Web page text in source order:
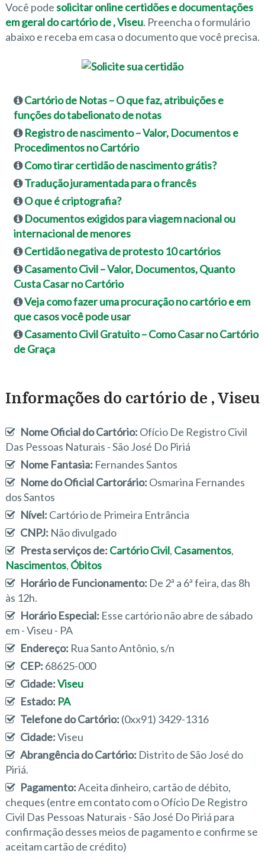
Você podesolicitar online certidões e documentações
em geral do cartório de , Viseu. Preencha o formulário
abaixo e receba em casa o documento que você precisa.
Cartório de Notas – O que faz, atribuições e
funções do tabelionato de notas
Registro de nascimento – Valor, Documentos e
Procedimentos no Cartório
Como tirar certidão de nascimento grátis?
Tradução juramentada para o francês
O que é criptografia?
Documentos exigidos para viagem nacional ou
internacional de menores
Certidão negativa de protesto 10 cartórios
Casamento Civil – Valor, Documentos, Quanto
Custa Casar no Cartório
Veja como fazer uma procuração no cartório e em
que casos você pode usar
Casamento Civil Gratuito – Como Casar no Cartório
de Graça
Informações do cartório de , Viseu
Nome Oficial do Cartório: Ofício De Registro Civil
Das Pessoas Naturais - São José Do Piriá
Nome Fantasia: Fernandes Santos
Nome do Oficial Cartorário: Osmarina Fernandes
dos Santos
Nível: Cartório de Primeira Entrância
CNPJ: Não divulgado
Presta serviços de: Cartório Civil, Casamentos,
Nascimentos, Óbitos
Horário de Funcionamento: De 2ª a 6ª feira, das 8h
às 12h.
Horário Especial: Esse cartório não abre de sábado
em - Viseu - PA
Endereço: Rua Santo Antônio, s/n
CEP: 68625-000
Cidade:Viseu
Estado: PA
Telefone do Cartório: (0xx91) 3429-1316
Cidade:Viseu
Abrangência do Cartório: Distrito de São José do
Piriá.
Pagamento:Aceita dinheiro, cartão de débito,
cheques (entre em contato com o Ofício De Registro
Civil Das Pessoas Naturais - São José Do Piriá para
confirmação desses meios de pagamento e confirme se
aceitam cartão de crédito)